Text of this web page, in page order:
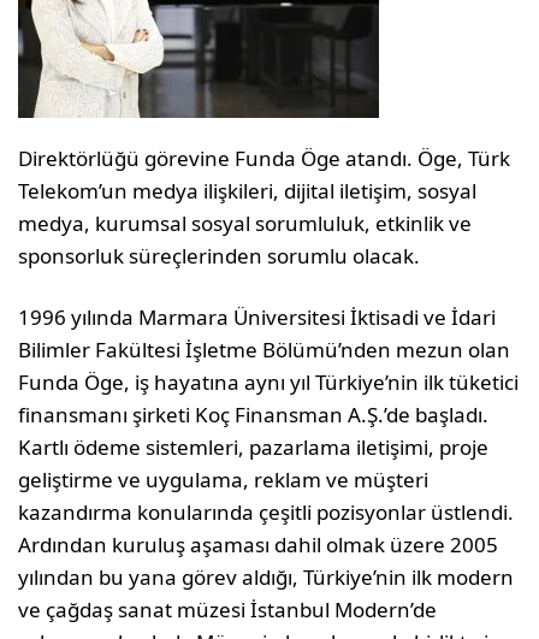
Direktörlüğü görevine Funda Öge atandı. Öge, Türk
Telekom’un medya ilişkileri, dijital iletişim, sosyal
medya, kurumsal sosyal sorumluluk, etkinlik ve
sponsorluk süreçlerinden sorumlu olacak.
1996 yılında Marmara Üniversitesi İktisadi ve İdari
Bilimler Fakültesi İşletme Bölümü’nden mezun olan
Funda Öge, iş hayatına aynı yıl Türkiye’nin ilk tüketici
finansmanı şirketi Koç Finansman A.Ş.’de başladı.
Kartlı ödeme sistemleri, pazarlama iletişimi, proje
geliştirme ve uygulama, reklam ve müşteri
kazandırma konularında çeşitli pozisyonlar üstlendi.
Ardından kuruluş aşaması dahil olmak üzere 2005
yılından bu yana görev aldığı, Türkiye’nin ilk modern
ve çağdaş sanat müzesi İstanbul Modern’de